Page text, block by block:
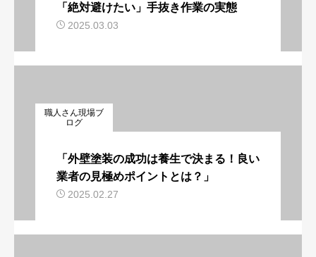
「絶対避けたい」手抜き作業の実態
2025.03.03
職人さん現場ブ
ログ
「外壁塗装の成功は養生で決まる！良い
業者の見極めポイントとは？」
2025.02.27